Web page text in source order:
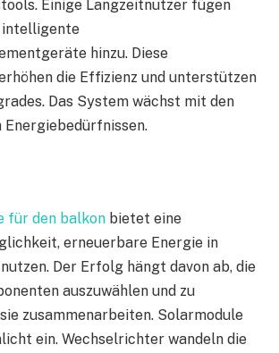
Einige Langzeitnutzer fügen
intelligente
hinzu. Diese
die Effizienz und unterstützen
Das System wächst mit den
Energiebedürfnissen.
für den balkon bietet eine
erneuerbare Energie in
Der Erfolg hängt davon ab, die
auszuwählen und zu
zusammenarbeiten. Solarmodule
ein. Wechselrichter wandeln die